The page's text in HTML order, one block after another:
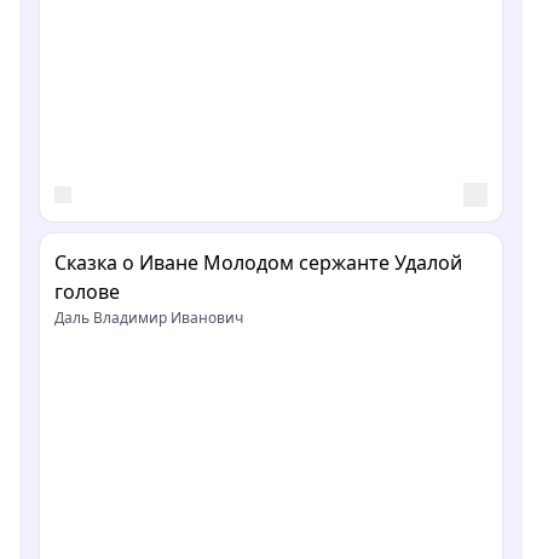
Сказка о Иване Молодом сержанте Удалой
голове
Даль Владимир Иванович